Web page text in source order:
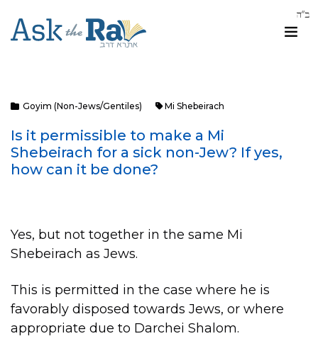
Goyim (Non-Jews/Gentiles) Mi Shebeirach
Is it permissible to make a Mi
Shebeirach for a sick non-Jew? If yes,
how can it be done?
Yes, but not together in the same Mi
Shebeirach as Jews.
This is permitted in the case where he is
favorably disposed towards Jews, or where
appropriate due to Darchei Shalom.